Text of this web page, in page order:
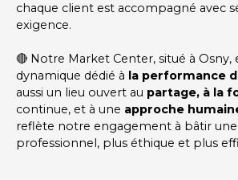
chaque client est accompagné avec
exigence.
🔴 Notre Market Center, situé à Osny,
dynamique dédié à la performance
aussi un lieu ouvert au partage, à la
continue, et à une approche
reflète notre engagement à bâtir
professionnel, plus éthique et plus